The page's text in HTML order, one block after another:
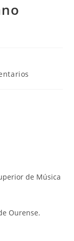
de Música
Ourense.